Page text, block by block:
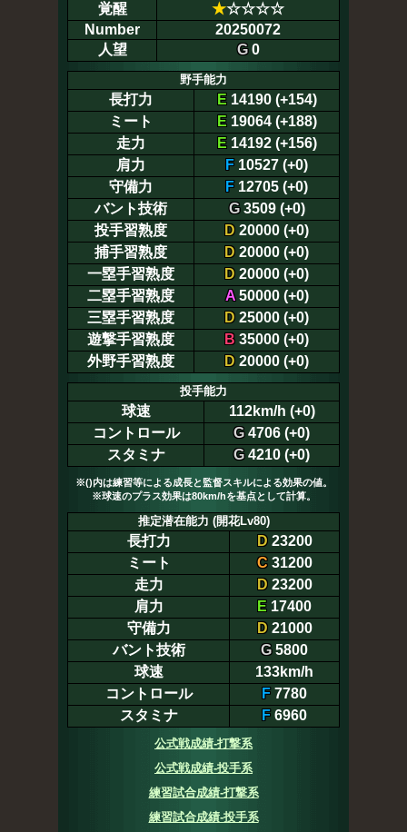
覚醒
★☆☆☆☆
Number
20250072
人望
G0
野手能力
長打力 E14190 (+154)
ミート
E19064 (+188)
走力
E14192 (+156)
肩力
F 10527 (+0)
守備力
F 12705 (+0)
バント技術
G3509 (+0)
投手習熟度
D 20000 (+0)
捕手習熟度
D 20000 (+0)
一塁手習熟度
D 20000 (+0)
二塁手習熟度
A50000 (+0)
三塁手習熟度
D 25000 (+0)
遊撃手習熟度
B 35000 (+0)
外野手習熟度
D 20000 (+0)
投手能力
球速
112km/h (+0)
コントロール
G4706 (+0)
スタミナ
G4210 (+0)
※()内は練習等による成長と監督スキルによる効果の値。
※球速のプラス効果は80km/hを基点として計算。
推定潜在能力 (開花Lv80)
長打力 D23200
ミート
C31200
走力
D23200
肩力
E 17400
守備力
D21000
バント技術
G5800
球速
133km/h
コントロール
F 7780
スタミナ
F 6960
公式戦成績-打撃系
公式戦成績-投手系
練習試合成績-打撃系
練習試合成績-投手系